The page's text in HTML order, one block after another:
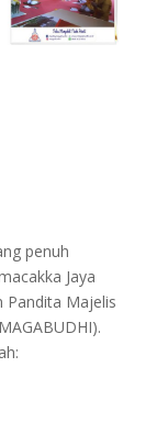
penuh
Jaya
Pandita Majelis